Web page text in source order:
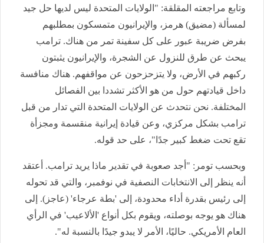
وتابع مراجعته المقلقة: "الولايات المتحدة ليس لديها حل جيد
لمسألة (مضيق) هرمز، والإيرانيون متمسكون بمطلبهم
بفرض ضريبة عبور على كل سفينة تمر من هناك. ترامب
يبحث عن طرق للنزول عن الشجرة، والإيرانيون يثبتون
ركبهم في الأرض، ولا يتزحزحون عن مواقفهم. هناك منافسة
داخل قيادتهم حول من هو الأكثر تشددا بين الفصائل
المختلفة. نحن نتحدث عن الولايات المتحدة التي تدار من قبل
ترامب بشكل مركزي، وعن قيادة إيرانية منقسمة ومجزأة
تقع تحت ضغط كبير جدًا"، على حد قوله.
وبحسب تومر: "أجد صعوبة في تقدير ماذا يريد ترامب. أعتقد
أنه ينظر إلى الانتخابات النصفية في نوفمبر، والتي قد تحوله
إلى رئيس بقدرة أداء محدودة، إلى 'بطة عرجاء' (عاجز). إلى
هناك هو يوجه بوصلته، ويقوم بكل أنواع 'الألاعيب' في الرأي
العام الأمريكي. حاليًا، الأمر لا يبدو جيدًا بالنسبة له".